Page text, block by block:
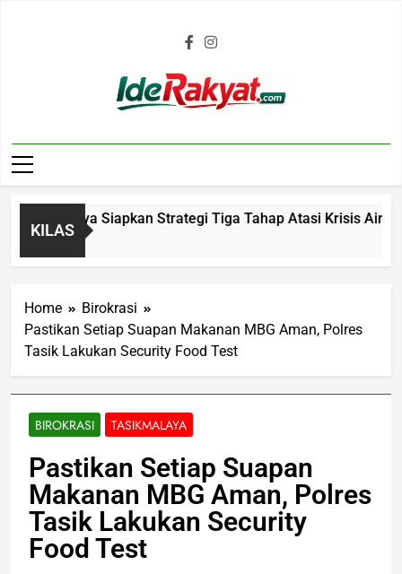
Iderakyat.com
KILAS
Siapkan Strategi Tiga Tahap Atasi Krisis Air
Home
Birokrasi
Pastikan Setiap Suapan Makanan MBG Aman, Polres
Tasik Lakukan Security Food Test
BIROKRASI TASIKMALAYA
Pastikan Setiap Suapan
Makanan MBG Aman, Polres
Tasik Lakukan Security
Food Test